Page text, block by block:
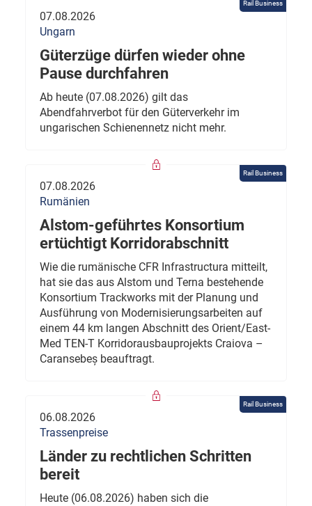
Rail Business
07.08.2026
Ungarn
Güterzüge dürfen wieder ohne
Pause durchfahren
Ab heute (07.08.2026) gilt das
Abendfahrverbot für den Güterverkehr im
ungarischen Schienennetz nicht mehr.
Rail Business
07.08.2026
Rumänien
Alstom-geführtes Konsortium
ertüchtigt Korridorabschnitt
Wie die rumänische CFR Infrastructura mitteilt,
hat sie das aus Alstom und Terna bestehende
Konsortium Trackworks mit der Planung und
Ausführung von Modernisierungsarbeiten auf
einem 44 km langen Abschnitt des Orient/East-
Med TEN-T Korridorausbauprojekts Craiova –
Caransebeș beauftragt.
Rail Business
06.08.2026
Trassenpreise
Länder zu rechtlichen Schritten
bereit
Heute (06.08.2026) haben sich die